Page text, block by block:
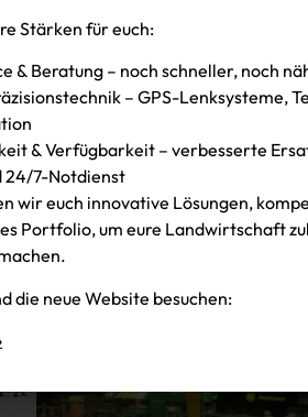
Stärken für euch:
& Beratung – noch schneller, noch
– GPS-Lenksysteme,
& Verfügbarkeit – verbesserte
24/7-Notdienst
wir euch innovative Lösungen,
Portfolio, um eure Landwirtschaft
die neue Website besuchen: